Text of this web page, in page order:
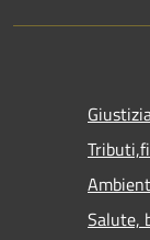
Salute,